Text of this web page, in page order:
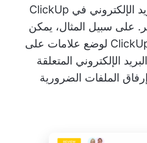
ومع ذلك، يمكن لإدارة البريد الإلكتروني في ClickUp
على سبيل المثال، يمكن
لمدير المشروع استخدام ClickUp لوضع علامات على
الإلكتروني المتعلقة
الملفات الضرورية